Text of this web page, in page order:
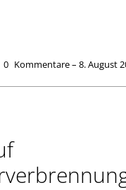
0 Kommentare – 8. August